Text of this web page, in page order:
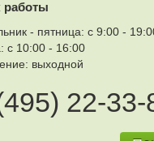
работы
- пятница: с 9:00 -
с 10:00 - 16:00
выходной
22-33-